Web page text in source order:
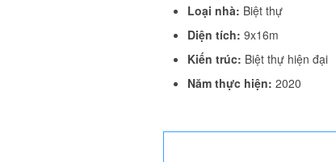
Loại nhà: Biệt thự
Diện tích: 9x16m
Kiến trúc: Biệt thự hiện đại
Năm thực hiện: 2020